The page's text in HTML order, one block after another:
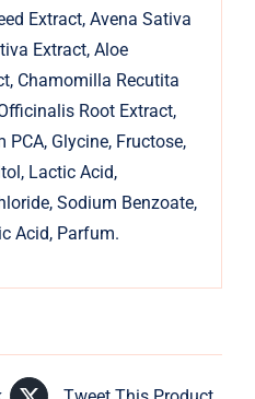
Extract, Avena Sativa
Extract, Aloe
Chamomilla Recutita
Root Extract,
Glycine, Fructose,
Lactic Acid,
Sodium Benzoate,
Acid, Parfum.